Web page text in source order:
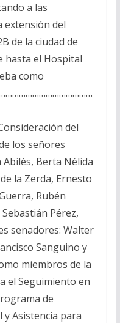
a las
extensión del
de la ciudad de
hasta el Hospital
como
del
los señores
Berta Nélida
la Zerda, Ernesto
Rubén
Pérez,
senadores: Walter
Sanguino y
miembros de la
el Seguimiento en
de
y Asistencia para